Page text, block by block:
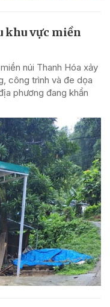
khu vực miền
núi Thanh Hóa xảy
công trình và đe dọa
phương đang khẩn